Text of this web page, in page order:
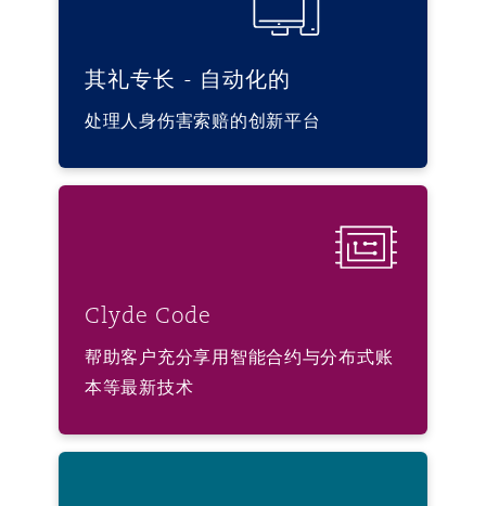
其礼专长 - 自动化的
处理人身伤害索赔的创新平台
Clyde Code
帮助客户充分享用智能合约与分布式账
本等最新技术